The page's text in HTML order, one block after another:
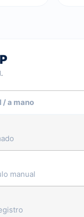
/ a mano
manual